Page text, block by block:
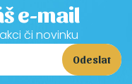
e-mail
či novinku
Odeslat